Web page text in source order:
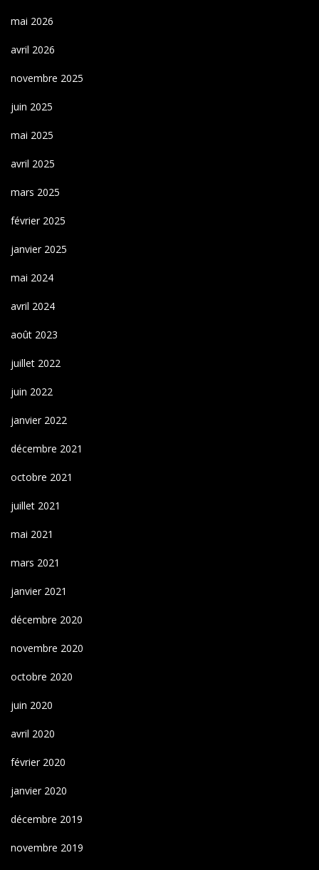
mai 2026
avril 2026
novembre 2025
juin 2025
mai 2025
avril 2025
mars 2025
février 2025
janvier 2025
mai 2024
avril 2024
août 2023
juillet 2022
juin 2022
janvier 2022
décembre 2021
octobre 2021
juillet 2021
mai 2021
mars 2021
janvier 2021
décembre 2020
novembre 2020
octobre 2020
juin 2020
avril 2020
février 2020
janvier 2020
décembre 2019
novembre 2019